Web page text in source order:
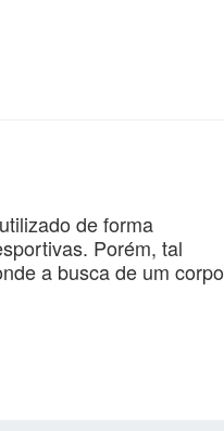
de forma
Porém, tal
a busca de um corpo